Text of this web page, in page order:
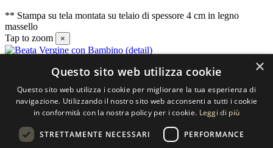
** Stampa su tela montata su telaio di spessore 4 cm in legno
massello
Tap to zoom
×
SELECTED ARTWORKS srl
Piazzale Cuoco, 4 - 20137 Milano
×
Questo sito web utilizza cookie
Questo sito web utilizza i cookie per migliorare la tua esperienza di
navigazione. Utilizzando il nostro sito web acconsenti a tutti i cookie
in conformità con la nostra policy per i cookie. Leggi di più
STRETTAMENTE NECESSARI PERFORMANCE